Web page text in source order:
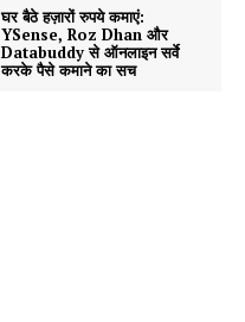
घर बैठे हज़ारों रुपये कमाएं:
YSense, Roz Dhan और
Databuddy से ऑनलाइन सर्वे
करके पैसे कमाने का सच